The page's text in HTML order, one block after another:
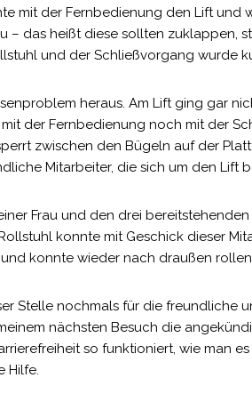
mit der Fernbedienung den Lift und
– das heißt diese sollten zuklappen,
und der Schließvorgang wurde
heraus. Am Lift ging gar
der Fernbedienung noch mit der
zwischen den Bügeln auf der
Mitarbeiter, die sich um den Lift
Frau und den drei
konnte mit Geschick dieser
konnte wieder nach draußen
Stelle nochmals für die freundliche
nächsten Besuch die
so funktioniert, wie man
Hilfe.